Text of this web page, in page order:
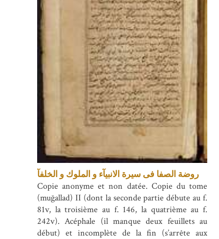
روضة الصفا فى سيرة الانبيآء و الملوك و الخلفآ
Copie anonyme et non datée. Copie du tome
(muğallad) II (dont la seconde partie débute au f.
81v, la troisième au f. 146, la quatrième au f.
242v). Acéphale (il manque deux feuillets au
début) et incomplète de la fin (s’arrête aux